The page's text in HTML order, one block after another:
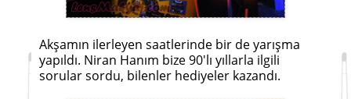
Akşamın ilerleyen saatlerinde bir de yarışma
yapıldı. Niran Hanım bize 90'lı yıllarla ilgili
sorular sordu, bilenler hediyeler kazandı.